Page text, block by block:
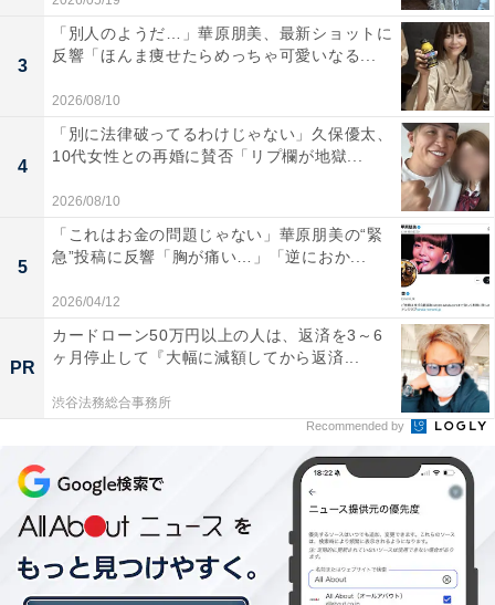
3
「別人のようだ…」華原朋美、最新ショットに
反響「ほんま痩せたらめっちゃ可愛いなる...
2026/08/10
4
「別に法律破ってるわけじゃない」久保優太、
10代女性との再婚に賛否「リプ欄が地獄...
2026/08/10
5
「これはお金の問題じゃない」華原朋美の“緊
急”投稿に反響「胸が痛い…」「逆におか...
2026/04/12
PR
カードローン50万円以上の人は、返済を3～6
ヶ月停止して『大幅に減額してから返済...
渋谷法務総合事務所
Recommended by